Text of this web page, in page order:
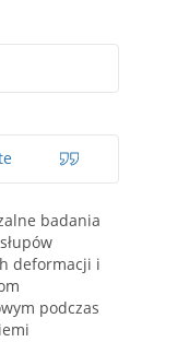
badania
deformacji i
podczas